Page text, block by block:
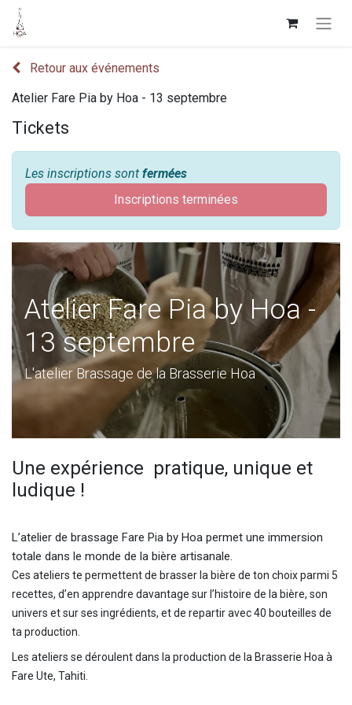
Retour aux événements
Atelier Fare Pia by Hoa - 13 septembre
Tickets
Les inscriptions sont fermées
Inscriptions terminées
Atelier Fare Pia by Hoa -
13 septembre
L'atelier Brassage de la Brasserie Hoa
Une expérience pratique, unique et
ludique !
L’atelier de brassage Fare Pia by Hoa permet une immersion
totale dans le monde de la bière artisanale.
Ces ateliers te permettent de brasser la bière de ton choix parmi 5
recettes, d’en apprendre davantage sur l’histoire de la bière, son
univers et sur ses ingrédients, et de repartir avec 40 bouteilles de
ta production.
Les ateliers se déroulent dans la production de la Brasserie Hoa à
Fare Ute, Tahiti.